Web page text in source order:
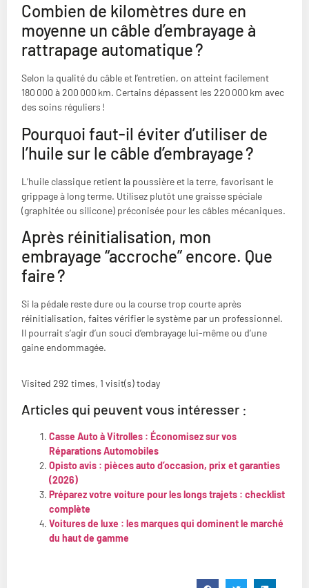
Combien de kilomètres dure en
moyenne un câble d’embrayage à
rattrapage automatique ?
Selon la qualité du câble et l’entretien, on atteint facilement
180 000 à 200 000 km. Certains dépassent les 220 000 km avec
des soins réguliers !
Pourquoi faut-il éviter d’utiliser de
l’huile sur le câble d’embrayage ?
L’huile classique retient la poussière et la terre, favorisant le
grippage à long terme. Utilisez plutôt une graisse spéciale
(graphitée ou silicone) préconisée pour les câbles mécaniques.
Après réinitialisation, mon
embrayage “accroche” encore. Que
faire ?
Si la pédale reste dure ou la course trop courte après
réinitialisation, faites vérifier le système par un professionnel.
Il pourrait s’agir d’un souci d’embrayage lui-même ou d’une
gaine endommagée.
Visited 292 times, 1 visit(s) today
Articles qui peuvent vous intéresser :
Casse Auto à Vitrolles : Économisez sur vos
Réparations Automobiles
Opisto avis : pièces auto d’occasion, prix et garanties
(2026)
Préparez votre voiture pour les longs trajets : checklist
complète
Voitures de luxe : les marques qui dominent le marché
du haut de gamme